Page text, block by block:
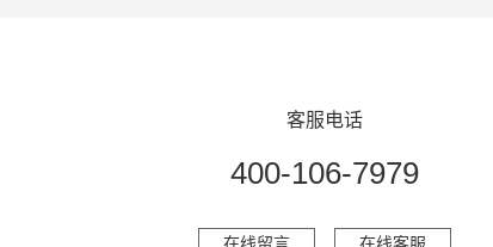
客服电话
400-106-7979